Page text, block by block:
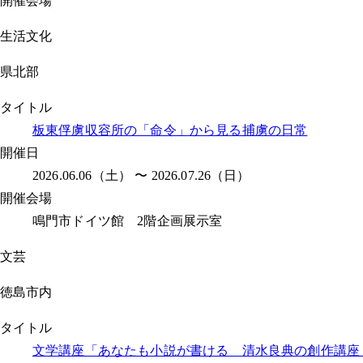
生活文化
県北部
タイトル
板東俘虜収容所の「命令」から見る捕虜の日常
開催日
2026.06.06（土） 〜 2026.07.26（日）
開催会場
鳴門市ドイツ館 2階企画展示室
文芸
徳島市内
タイトル
文学講座「あなたも小説が書ける 清水良典の創作講座